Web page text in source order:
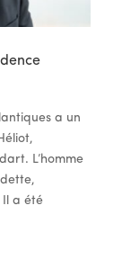
a un
L’homme
a été